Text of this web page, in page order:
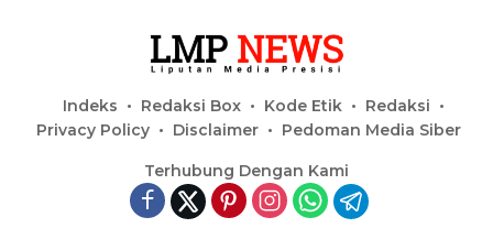
Indeks Redaksi Box Kode Etik
Redaksi
Privacy Policy
Disclaimer Pedoman Media Siber
Terhubung Dengan Kami